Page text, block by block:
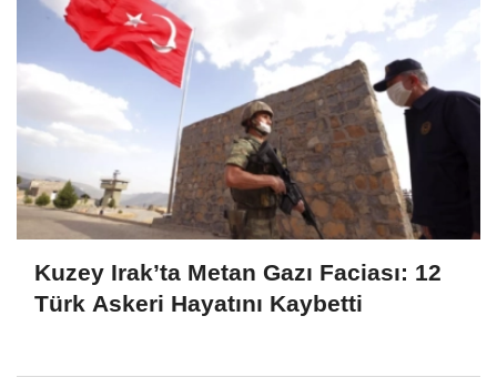
Kuzey Irak’ta Metan Gazı Faciası: 12
Türk Askeri Hayatını Kaybetti